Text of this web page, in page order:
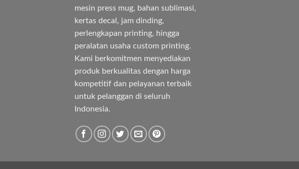
mesin press mug, bahan sublimasi,
kertas decal, jam dinding,
perlengkapan printing, hingga
peralatan usaha custom printing.
Kami berkomitmen menyediakan
produk berkualitas dengan harga
kompetitif dan pelayanan terbaik
untuk pelanggan di seluruh
Indonesia.